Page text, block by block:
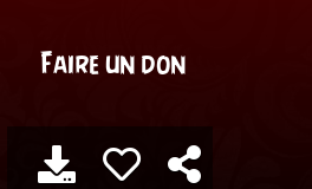
Faire un don